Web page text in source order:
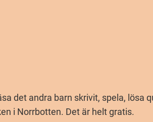
det andra barn skrivit, spela, lösa
i Norrbotten. Det är helt gratis.